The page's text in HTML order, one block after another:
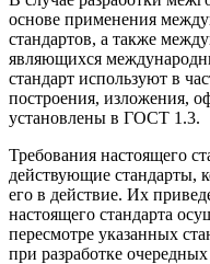
основе применения
стандартов, а также
являющихся
стандарт используют в
построения, изложения,
установлены в ГОСТ 1.3.
Требования настоящего
действующие стандарты,
его в действие. Их
настоящего стандарта
пересмотре указанных
при разработке